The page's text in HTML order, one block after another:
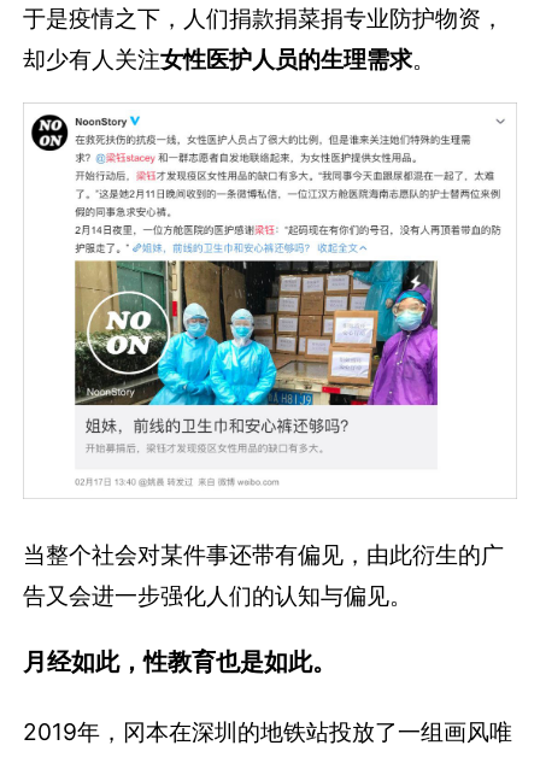
于是疫情之下，人们捐款捐菜捐专业防护物资，
却少有人关注女性医护人员的生理需求。
当整个社会对某件事还带有偏见，由此衍生的广
告又会进一步强化人们的认知与偏见。
月经如此，性教育也是如此。
2019年，冈本在深圳的地铁站投放了一组画风唯